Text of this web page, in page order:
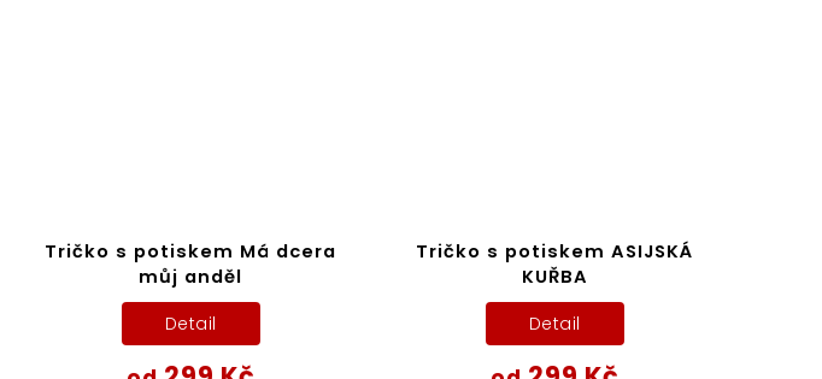
Tričko s potiskem Má dcera
můj anděl
Detail
Tričko s potiskem ASIJSKÁ
KUŘBA
Detail